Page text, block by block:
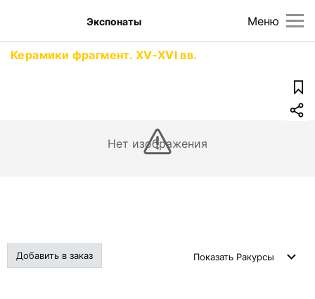
Меню
Экспонаты
Керамики фрагмент. XV-XVI вв.
Нет изображения
Добавить в заказ Показать Ракурсы